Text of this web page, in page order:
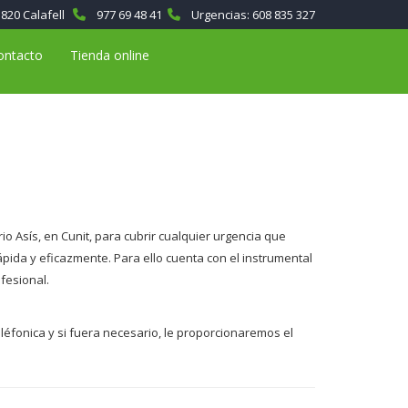
Calafell 977 69 48 41 Urgencias: 608 835 327
Tienda online
Asís, en Cunit, para cubrir cualquier urgencia que
y eficazmente. Para ello cuenta con el instrumental
y si fuera necesario, le proporcionaremos el